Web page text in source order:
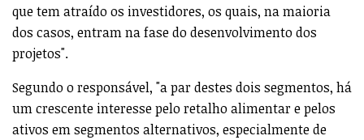
que tem atraído os investidores, os quais, na maioria
dos casos, entram na fase do desenvolvimento dos
projetos".
Segundo o responsável, "a par destes dois segmentos, há
um crescente interesse pelo retalho alimentar e pelos
ativos em segmentos alternativos, especialmente de